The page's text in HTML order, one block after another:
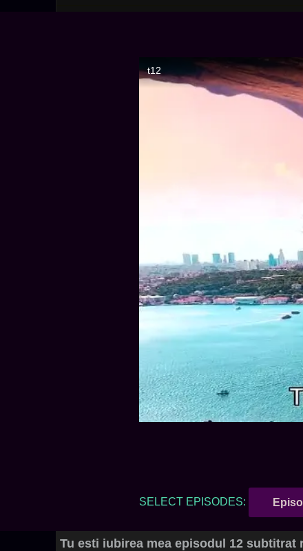
SELECT EPISODES:
Tu esti iubirea mea episodul 12 subtitrat